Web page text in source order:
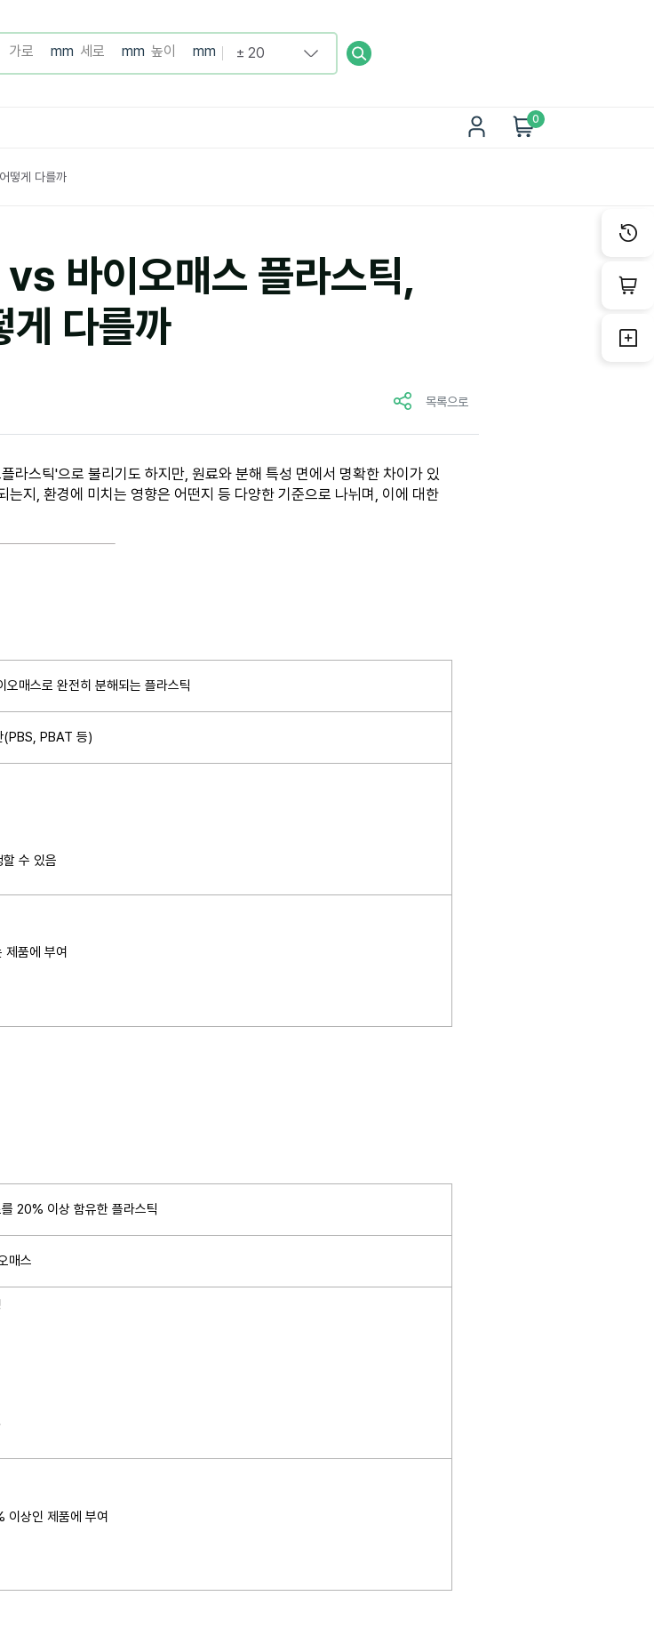
0
떻게 다를까
바이오매스 플라스틱,
게 다를까
목록으로
라스틱'으로 불리기도 하지만, 원료와 분해 특성 면에서 명확한 차이가 있
지, 환경에 미치는 영향은 어떤지 등 다양한 기준으로 나뉘며, 이에 대한
매스로 완전히 분해되는 플라스틱
(PBS, PBAT 등)​
수 있음
품에 부여
20% 이상 함유한 플라스틱​
매스​
상인 제품에 부여